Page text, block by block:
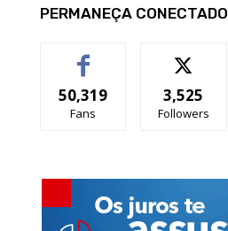
PERMANEÇA CONECTADO
50,319
Fans
3,525
Followers